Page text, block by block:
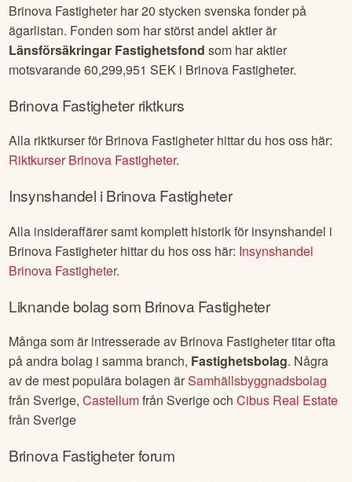
Brinova Fastigheter har20 stycken svenska fonder på
ägarlistan. Fonden som har störst andel aktier är
Länsförsäkringar Fastighetsfond som har aktier
motsvarande60,299,951 SEK i Brinova Fastigheter.
Brinova Fastigheterriktkurs
Alla riktkurser för Brinova Fastigheter hittar du hos oss här:
RiktkurserBrinova Fastigheter.
Insynshandel iBrinova Fastigheter
Alla insideraffärer samt komplett historik för insynshandel i
Brinova Fastigheter hittar du hos oss här: Insynshandel
Brinova Fastigheter.
Liknande bolag som Brinova Fastigheter
Många som är intresserade av Brinova Fastighetertitar ofta
på andra bolag i samma branch, Fastighetsbolag. Några
av de mest populära bolagen ärSamhällsbyggnadsbolag
frånSverige,CastellumfrånSverigeochCibus Real Estate
frånSverige
Brinova Fastigheterforum